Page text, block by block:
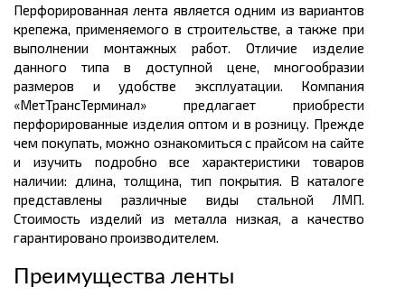
Перфорированная лента является одним из вариантов
крепежа, применяемого в строительстве, а также при
выполнении монтажных работ. Отличие изделие
данного типа в доступной цене, многообразии
размеров и удобстве эксплуатации. Компания
«МетТрансТерминал» предлагает приобрести
перфорированные изделия оптом и в розницу. Прежде
чем покупать, можно ознакомиться с прайсом на сайте
и изучить подробно все характеристики товаров
наличии: длина, толщина, тип покрытия. В каталоге
представлены различные виды стальной ЛМП.
Стоимость изделий из металла низкая, а качество
гарантировано производителем.
Преимущества ленты